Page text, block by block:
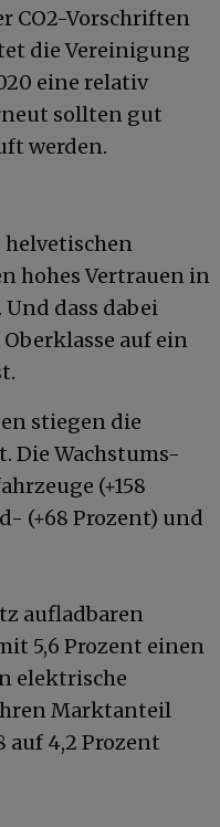
CO2-Vorschriften
die Vereinigung
eine relativ
sollten gut
werden.
helvetischen
hohes Vertrauen in
dass dabei
auf ein
stiegen die
Die Wachstums-
(+158
(+68 Prozent) und
aufladbaren
5,6 Prozent einen
elektrische
Marktanteil
auf 4,2 Prozent